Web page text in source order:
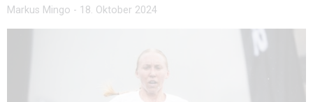
Markus Mingo - 18. Oktober 2024